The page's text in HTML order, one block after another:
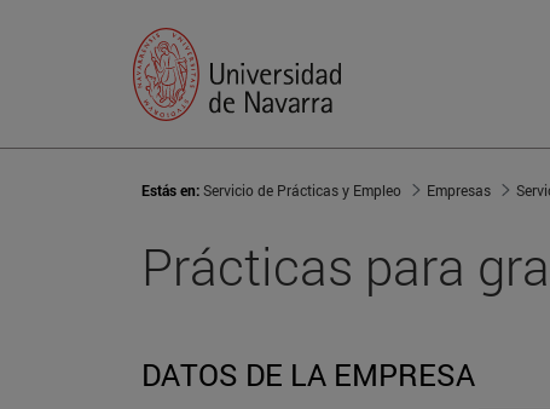
Estás en:Servicio de Prácticas y Empleo Empresas
Prácticas para
DATOS DE LA EMPRESA